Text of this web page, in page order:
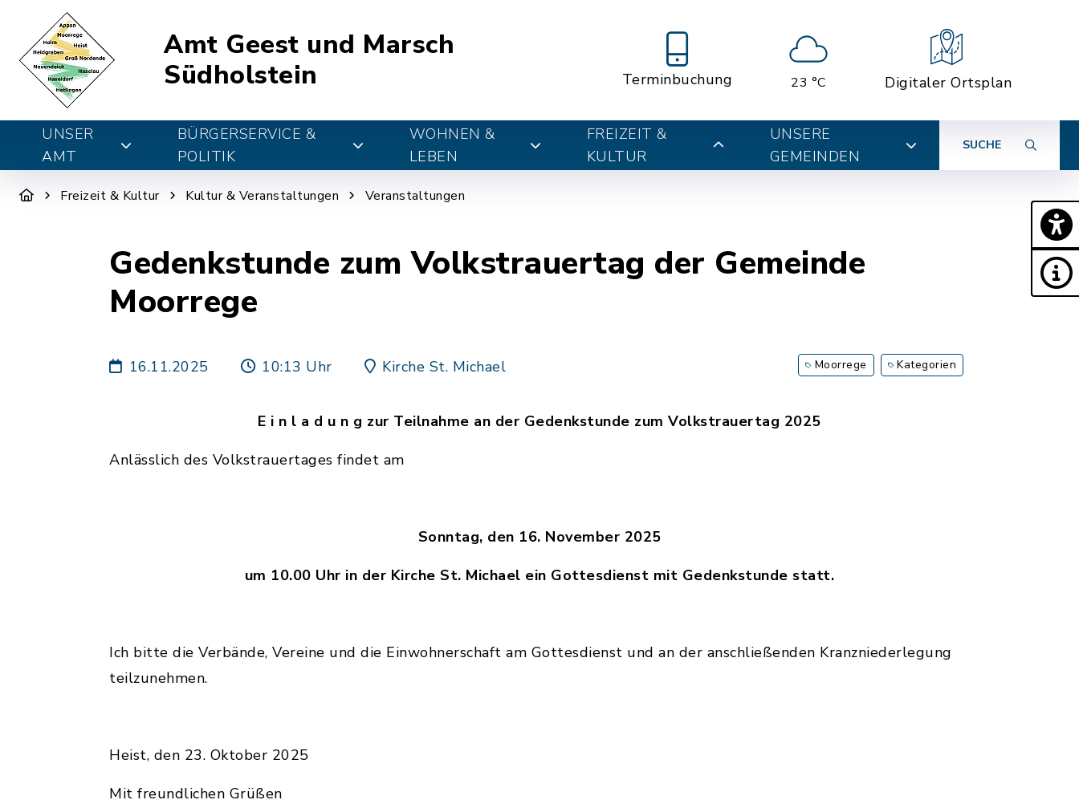
Amt Geest und Marsch
Südholstein
Terminbuchung 23 °C Digitaler Ortsplan
UNSER
AMT
BÜRGERSERVICE &
POLITIK
WOHNEN &
LEBEN
FREIZEIT &
KULTUR
UNSERE
GEMEINDEN
SUCHE
Freizeit & Kultur Kultur & Veranstaltungen Veranstaltungen
Gedenkstunde zum Volkstrauertag der Gemeinde
Moorrege
16.11.2025 10:13 Uhr Kirche St. Michael Moorrege Kategorien
E i n l a d u n g zur Teilnahme an der Gedenkstunde zum Volkstrauertag 2025
Anlässlich des Volkstrauertages findet am
Sonntag, den 16. November 2025
um 10.00 Uhr in der Kirche St. Michael ein Gottesdienst mit Gedenkstunde statt.
Ich bitte die Verbände, Vereine und die Einwohnerschaft am Gottesdienst und an der anschließenden Kranzniederlegung
teilzunehmen.
Heist, den 23. Oktober 2025
Mit freundlichen Grüßen